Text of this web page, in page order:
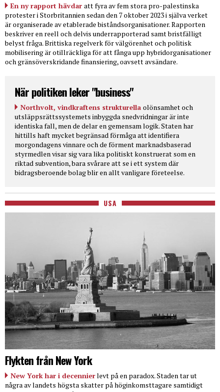
En ny rapport hävdar att fyra av fem stora pro-palestinska
protester i Storbritannien sedan den 7 oktober 2023 i själva verket
är organiserade av etablerade biståndsorganisationer. Rapporten
beskriver en reell och delvis underrapporterad samt bristfälligt
belyst fråga. Brittiska regelverk för välgörenhet och politisk
mobilisering är otillräckliga för att fånga upp hybridorganisationer
och gränsöverskridande finansiering, oavsett avsändare.
När politiken leker "business"
Northvolt, vindkraftens strukturella olönsamhet och
utsläppsrättssystemets inbyggda snedvridningar är inte
identiska fall, men de delar en gemensam logik. Staten har
hittills haft mycket begränsad förmåga att identifiera
morgondagens vinnare och de förment marknadsbaserad
styrmedlen visar sig vara lika politiskt konstruerat som en
riktad subvention, bara svårare att se i ett system där
bidragsberoende bolag blir en allt vanligare företeelse.
USA
Flykten från New York
New York har i decennierlevt på en paradox. Staden tar ut
några av landets högsta skatter på höginkomsttagare samtidigt